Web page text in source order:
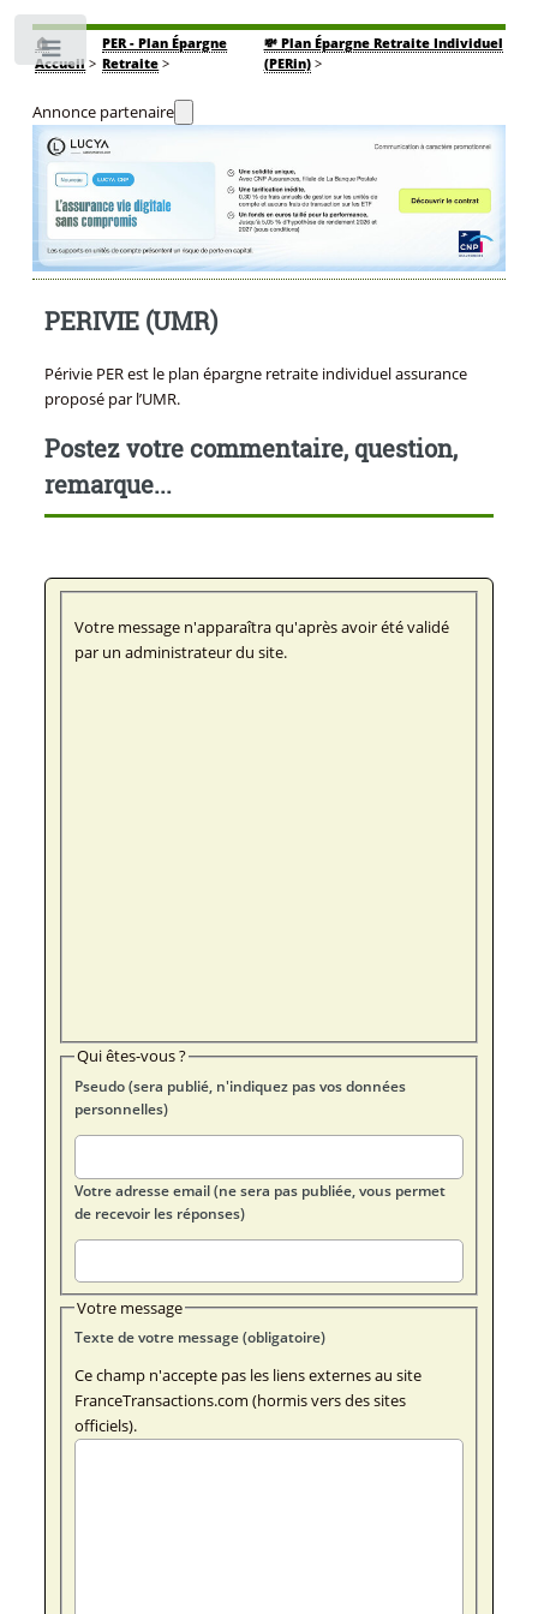
🏠
Accueil>
PER - Plan Épargne
Retraite >
💸 Plan Épargne Retraite Individuel
(PERin)>
Annonce partenaire
PERIVIE (UMR)
Périvie PER est le plan épargne retraite individuel assurance
proposé par l’UMR.
Postez votre commentaire, question,
remarque...
Votre message n'apparaîtra qu'après avoir été validé
par un administrateur du site.
Qui êtes-vous ?
Pseudo (sera publié, n'indiquez pas vos données
personnelles)
Votre adresse email (ne sera pas publiée, vous permet
de recevoir les réponses)
Votre message
Texte de votre message (obligatoire)
Ce champ n'accepte pas les liens externes au site
FranceTransactions.com (hormis vers des sites
officiels).
Toggle